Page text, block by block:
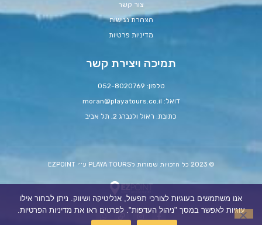
צור קשר
הצהרת נגישות
מדיניות פרטיות
תמיכה ויצירת קשר
טלפון: 052-8020769
דואל: moran@playatours.co.il
כתובת: ראול ולנברג 2, תל אביב
© 2023 כל הזכויות שמורות לPLAYA TOURS ע׳׳י EZPOINT
אנו משתמשים בעוגיות לצורכי תפעול, אנליטיקה ושיווק. ניתן לבחור אילו
עוגיות לאפשר במסך "ניהול העדפות". לפרטים ראו את מדיניות הפרטיות.